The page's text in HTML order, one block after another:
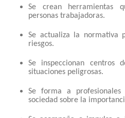
Se crean herramientas
personas trabajadoras.
Se actualiza la normativa
riesgos.
Se inspeccionan
situaciones peligrosas.
Se forma a
sociedad sobre la